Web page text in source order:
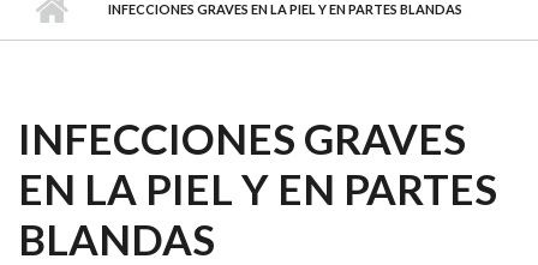
INFECCIONES GRAVES EN LA PIEL Y EN PARTES BLANDAS
INFECCIONES GRAVES
EN LA PIEL Y EN PARTES
BLANDAS